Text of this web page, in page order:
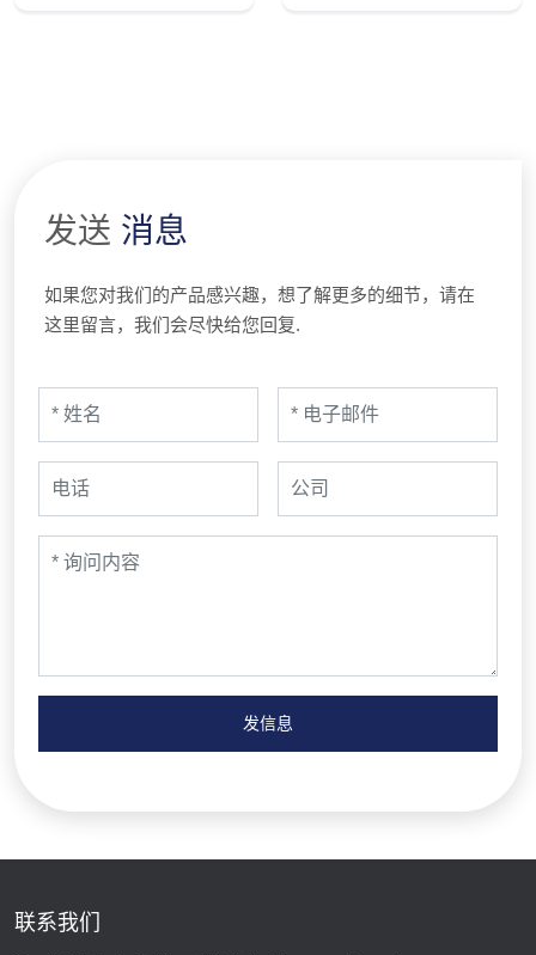
发送 消息
如果您对我们的产品感兴趣，想了解更多的细节，请在
这里留言，我们会尽快给您回复.
发信息
联系我们